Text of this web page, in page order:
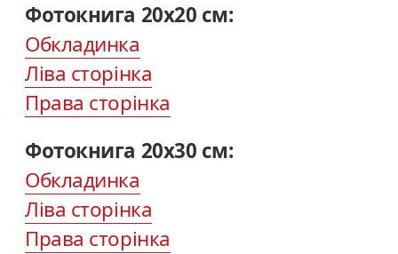
Фотокнига 20х20 см:
Обкладинка
Ліва сторінка
Права сторінка
Фотокнига 20х30 см:
Обкладинка
Ліва сторінка
Права сторінка